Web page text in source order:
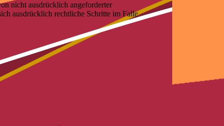
nicht ausdrücklich angeforderter
ausdrücklich rechtliche Schritte im Falle